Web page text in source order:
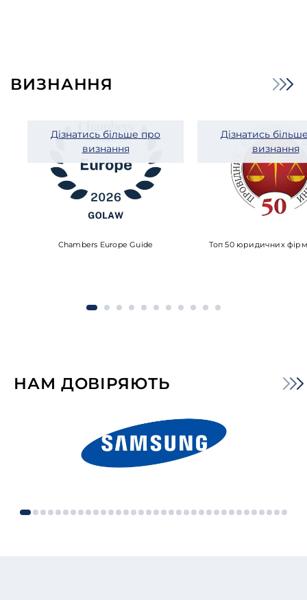
ВИЗНАННЯ
Chambers Europe Guide
Дізнатись більше про
визнання
Топ 50 юридичних фірм
Дізнатись
визнання
НАМ ДОВІРЯЮТЬ